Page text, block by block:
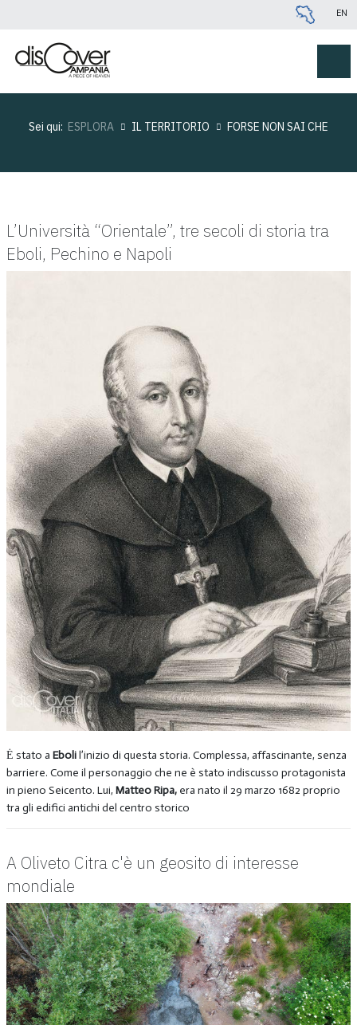
EN
Sei qui: ESPLORA IL TERRITORIO FORSE NON SAI CHE
L’Università “Orientale”, tre secoli di storia tra
Eboli, Pechino e Napoli
Ė stato a Ebolil’inizio di questa storia. Complessa, affascinante, senza
barriere. Come il personaggio che ne è stato indiscusso protagonista
in pieno Seicento. Lui, Matteo Ripa,era nato il 29 marzo 1682 proprio
tra gli edifici antichi del centro storico
A Oliveto Citra c'è un geosito di interesse
mondiale